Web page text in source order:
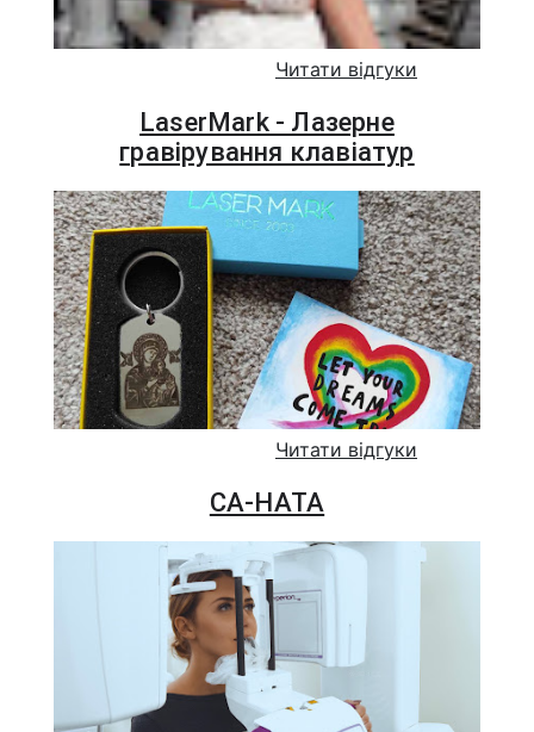
Читати відгуки
LaserMark - Лазерне
гравірування клавіатур
Читати відгуки
СА-НАТА